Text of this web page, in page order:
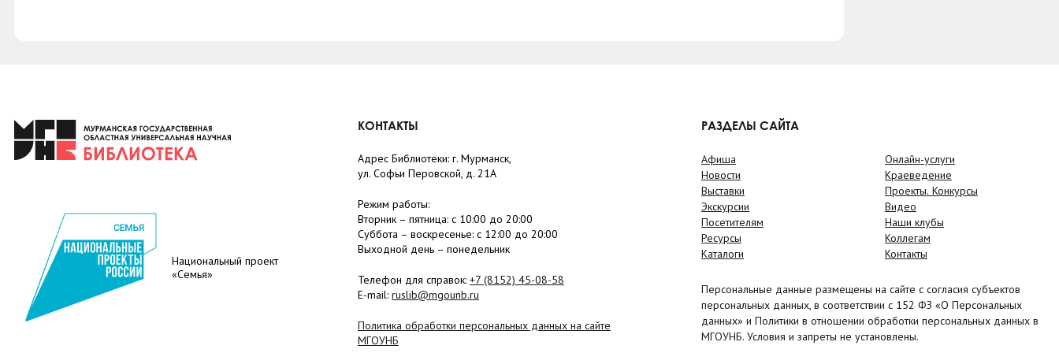
Национальный проект
«Семья»
КОНТАКТЫ
Адрес Библиотеки: г. Мурманск,
ул. Софьи Перовской, д. 21А
Режим работы:
Вторник – пятница: с 10:00 до 20:00
Суббота – воскресенье: c 12:00 до 20:00
Выходной день – понедельник
Телефон для справок: +7 (8152) 45-08-58
E-mail: ruslib@mgounb.ru
Политика обработки персональных данных на сайте
МГОУНБ
РАЗДЕЛЫ САЙТА
Афиша
Новости
Выставки
Экскурсии
Посетителям
Ресурсы
Каталоги
Онлайн-услуги
Краеведение
Проекты. Конкурсы
Видео
Наши клубы
Коллегам
Контакты
Персональные данные размещены на сайте с согласия субъектов
персональных данных, в соответствии с 152 ФЗ «О Персональных
данных» и Политики в отношении обработки персональных данных в
МГОУНБ. Условия и запреты не установлены.